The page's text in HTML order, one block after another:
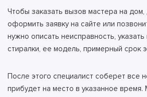
Чтобы заказать вызов мастера на дом,
оформить заявку на сайте или
нужно описать неисправность,
стиралки, ее модель, примерный срок
После этого специалист соберет все
прибудет на место в указанное время.